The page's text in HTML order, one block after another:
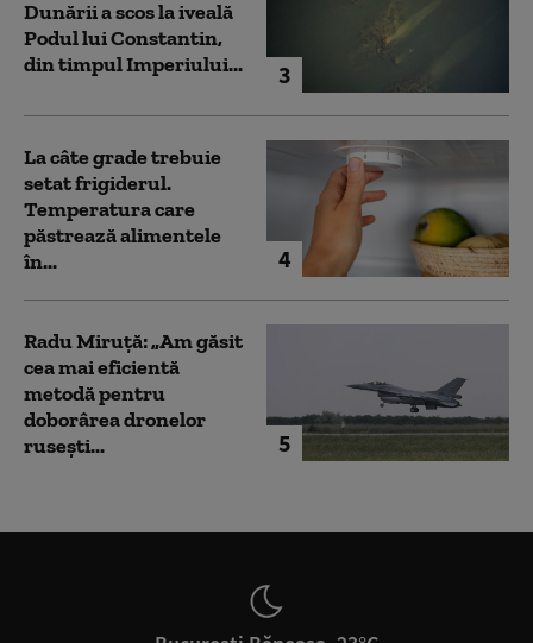
3
Dunării a scos la iveală
Podul lui Constantin,
din timpul Imperiului...
4
La câte grade trebuie
setat frigiderul.
Temperatura care
păstrează alimentele
în...
5
Radu Miruță: „Am găsit
cea mai eficientă
metodă pentru
doborârea dronelor
rusești...